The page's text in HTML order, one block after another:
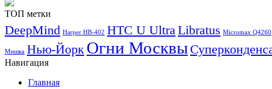
ТОП метки
DeepMind Harper HB-402 HTC U UltraLibratus Micromax Q4260
Мишка Нью-Йорк Огни Москвы
Навигация
Главная